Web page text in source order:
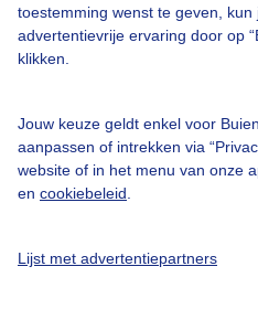
toestemming wenst te geven, kun
advertentievrije ervaring door op
klikken.
Jouw keuze geldt enkel voor
aanpassen of intrekken via
website of in het menu van onze
en cookiebeleid
Lijst met advertentiepartners
Adverteren
Buienradar Team
Cookie beleid
Privacy instellingen
Gratis weerdata
@BuienradarNL